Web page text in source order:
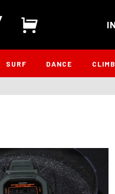
SURF DANCE CLIMB